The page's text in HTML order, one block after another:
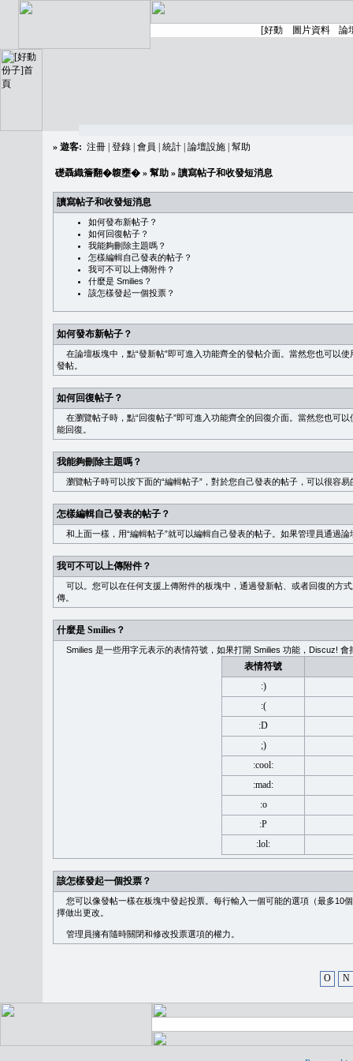
» 遊客: 注冊 登錄 會員 統計 論壇設施 幫助
礎聶織簷翻�䪖壅� » 幫助 » 讀寫帖子和收發短消息
讀寫帖子和收發短消息
如何發布新帖子？
如何回復帖子？
我能夠刪除主題嗎？
怎樣編輯自己發表的帖子？
我可不可以上傳附件？
什麼是 Smilies？
該怎樣發起一個投票？
如何發布新帖子？
在論壇板塊中，點“發新帖”即可進入功能齊全的發帖介面。當然您也可以
發帖。
如何回復帖子？
在瀏覽帖子時，點“回復帖子”即可進入功能齊全的回復介面。當然您也可
能回復。
我能夠刪除主題嗎？
瀏覽帖子時可以按下面的“編輯帖子”，對於您自己發表的帖子，可以很容
怎樣編輯自己發表的帖子？
和上面一樣，用“編輯帖子”就可以編輯自己發表的帖子。如果管理員通過
我可不可以上傳附件？
可以。您可以在任何支援上傳附件的板塊中，通過發新帖、或者回復的方
傳。
什麼是 Smilies？
Smilies 是一些用字元表示的表情符號，如果打開 Smilies 功能，Discuz!
表情符號
:)
:(
:D
;)
:cool:
:mad:
:o
:P
:lol:
該怎樣發起一個投票？
您可以像發帖一樣在板塊中發起投票。每行輸入一個可能的選項（最多10
擇做出更改。
管理員擁有隨時關閉和修改投票選項的權力。
O N